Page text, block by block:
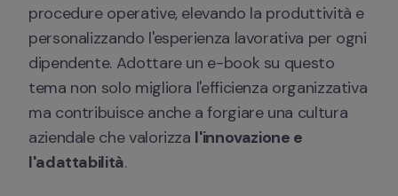
procedure operative, elevando la produttività e
personalizzando l'esperienza lavorativa per ogni
dipendente. Adottare un e-book su questo
tema non solo migliora l'efficienza organizzativa
ma contribuisce anche a forgiare una cultura
aziendale che valorizza l'innovazione e
l'adattabilità.